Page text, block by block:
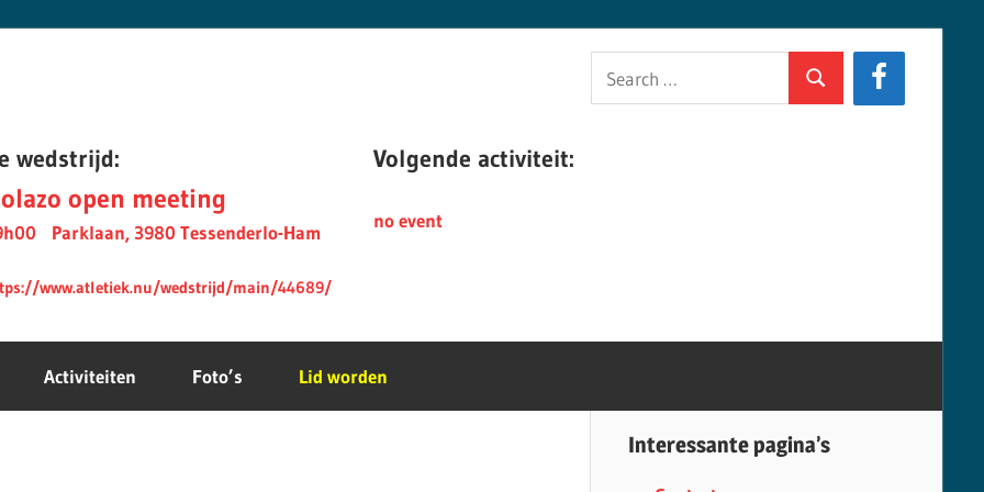
for:
Search
wedstrijd:
open meeting
Parklaan, 3980 Tessenderlo-Ham
www.atletiek.nu/wedstrijd/main/44689/
Volgende activiteit:
no event
Activiteiten Foto’s Lid worden
Interessante pagina’s